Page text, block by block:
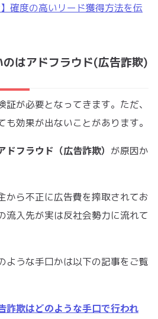
確度の高いリード獲得方法を伝
はアドフラウド(広告詐欺)
が必要となってきます。ただ、
も効果が出ないことがあります。
ドフラウド（広告詐欺） が原因か
から不正に広告費を搾取されてお
流入先が実は反社会勢力に流れて
ような手口かは以下の記事をご覧
詐欺はどのような手口で行われ